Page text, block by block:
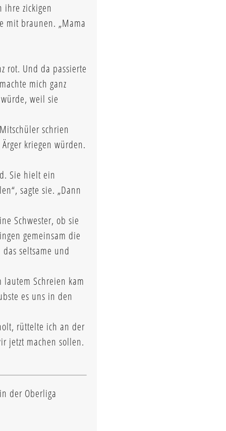
zickigen
mit braunen. „Mama
rot. Und da passierte
mich ganz
weil sie
schrien
kriegen würden.
Sie hielt ein
sagte sie. „Dann
Schwester, ob sie
gemeinsam die
seltsame und
Schreien kam
es uns in den
rüttelte ich an der
jetzt machen sollen.
der Oberliga